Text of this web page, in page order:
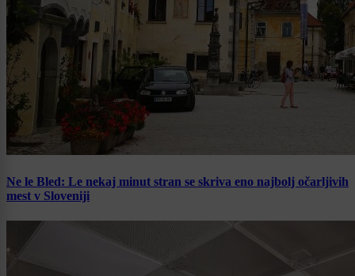
Ne le Bled: Le nekaj minut stran se skriva eno najbolj očarljivih
mest v Sloveniji